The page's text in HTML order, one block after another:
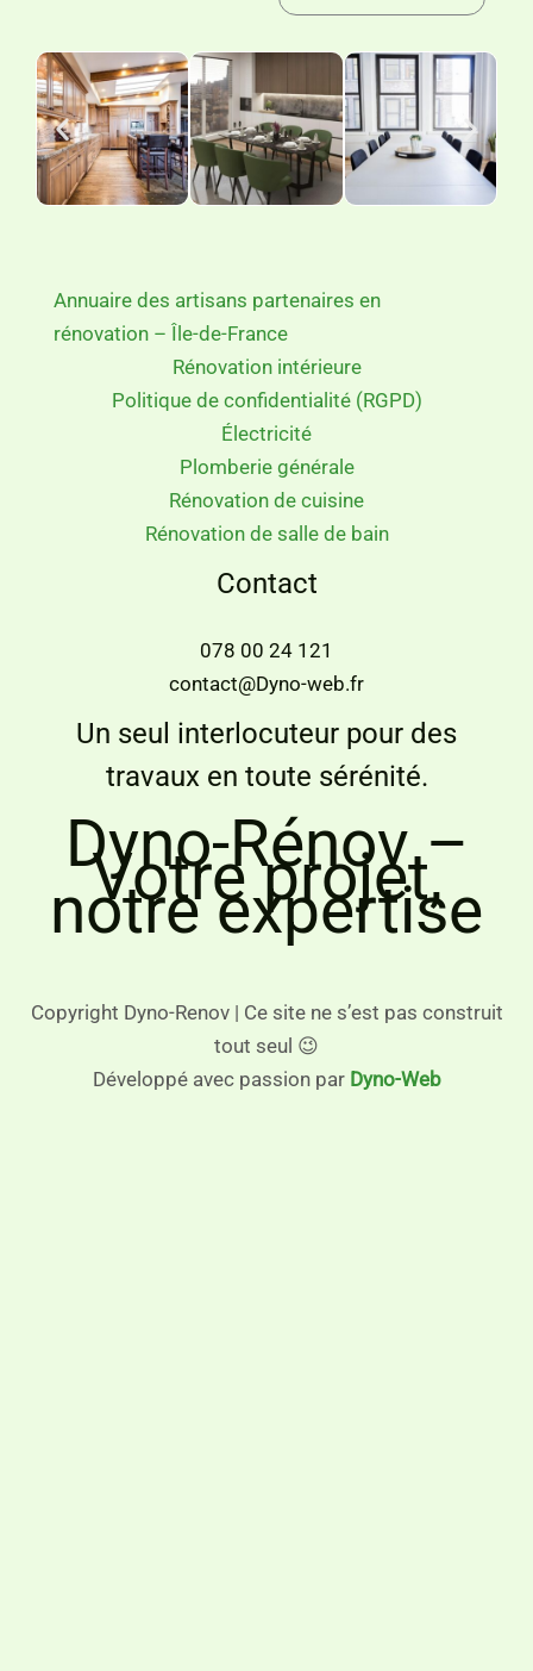
Annuaire des artisans partenaires en
rénovation – Île-de-France
Rénovation intérieure
Politique de confidentialité (RGPD)
Électricité
Plomberie générale
Rénovation de cuisine
Rénovation de salle de bain
Contact
078 00 24 121
contact@Dyno-web.fr
Un seul interlocuteur pour des
travaux en toute sérénité.
Dyno-Rénov –
Votre projet,
notre expertise
Copyright Dyno-Renov | Ce site ne s’est pas construit
tout seul 😉
Développé avec passion par Dyno-Web